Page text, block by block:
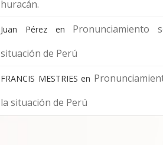
huracán.
Juan Pérezen Pronunciamiento
situación de Perú
FRANCIS MESTRIES en
la situación de Perú